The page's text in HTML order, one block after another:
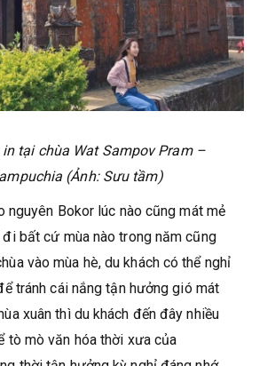
in tại chùa Wat Sampov Pram –
(Ảnh: Sưu tầm)
nguyên Bokor lúc nào cũng mát mẻ
bất cứ mùa nào trong năm cũng
vào mùa hè, du khách có thể nghỉ
tránh cái nắng tận hưởng gió mát
xuân thì du khách đến đây nhiều
tò mò văn hóa thời xưa của